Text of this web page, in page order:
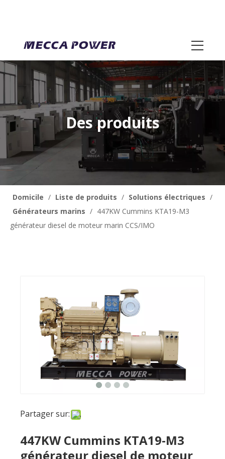
Des produits
Domicile Liste de produits / Solutions électriques
/ 447KW Cummins KTA19-M3
générateur diesel de moteur marin CCS/IMO
Partager sur:
447KW Cummins KTA19-M3
générateur diesel de moteur
marin CCS/IMO
enquête